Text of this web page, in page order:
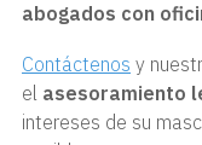
abogados con
Contáctenos y
el asesoramiento
intereses de su